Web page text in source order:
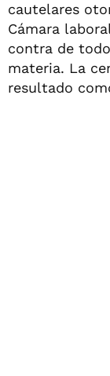
cautelares
Cámara
contra de
materia. La
resultado